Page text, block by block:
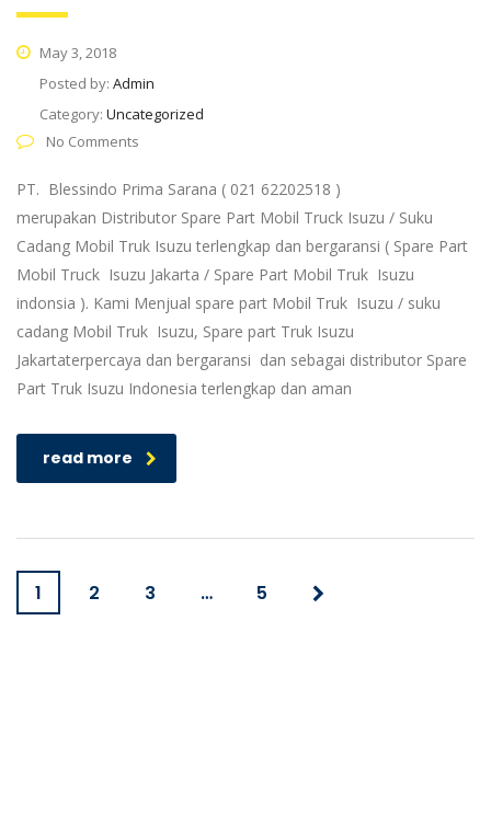
May 3, 2018
Posted by: Admin
Category: Uncategorized
No Comments
PT. Blessindo Prima Sarana ( 021 62202518 )
merupakan Distributor Spare Part Mobil Truck Isuzu / Suku
Cadang Mobil Truk Isuzu terlengkap dan bergaransi ( Spare Part
Mobil Truck Isuzu Jakarta / Spare Part Mobil Truk Isuzu
indonsia ). Kami Menjual spare part Mobil Truk Isuzu / suku
cadang Mobil Truk Isuzu, Spare part Truk Isuzu
Jakartaterpercaya dan bergaransi dan sebagai distributor Spare
Part Truk Isuzu Indonesia terlengkap dan aman
read more
1 2 3 … 5